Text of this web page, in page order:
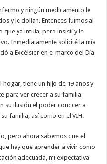
y ningún medicamento le
y le dolían. Entonces fuimos al
que ya intuía, pero insistí y le
Inmediatamente solicité la mía
a Excélsior en el marco del Día
hogar, tiene un hijo de 19 años y
para ver crecer a su familia
su ilusión el poder conocer a
familia, así como en el VIH.
pero ahora sabemos que el
hay que aprender a vivir como
adecuada, mi expectativa